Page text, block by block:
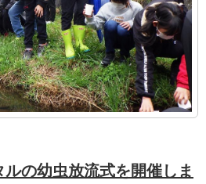
ルの幼虫放流式を開催しま